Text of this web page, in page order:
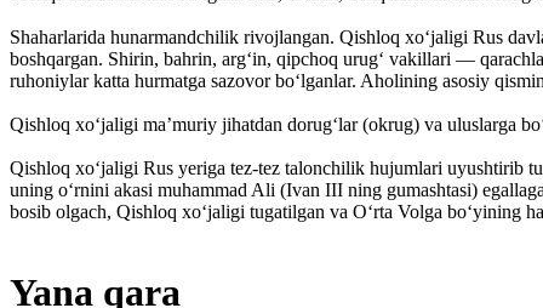
Shaharlarida hunarmandchilik rivojlangan. Qishloq xoʻjaligi Rus
boshqargan. Shirin, bahrin, argʻin, qipchoq urugʻ vakillari —
ruhoniylar katta hurmatga sazovor boʻlganlar. Aholining asosiy
Qishloq xoʻjaligi maʼmuriy jihatdan dorugʻlar (okrug) va uluslarga
Qishloq xoʻjaligi Rus yeriga tez-tez talonchilik hujumlari uyushtirib
uning oʻrnini akasi muhammad Ali (Ivan III ning gumashtasi)
bosib olgach, Qishloq xoʻjaligi tugatilgan va Oʻrta Volga boʻyining
Yana qara